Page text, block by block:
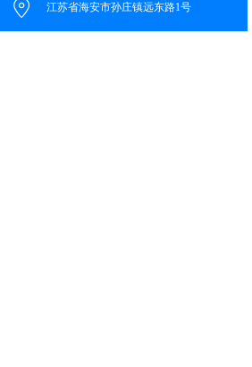
江苏省海安市孙庄镇远东路1号